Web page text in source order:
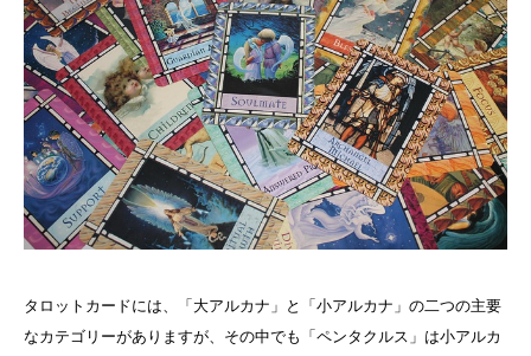
タロットカードには、「大アルカナ」と「小アルカナ」の二つの主要
なカテゴリーがありますが、その中でも「ペンタクルス」は小アルカ